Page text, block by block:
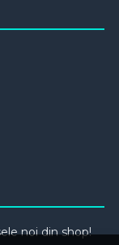
noi din shop!